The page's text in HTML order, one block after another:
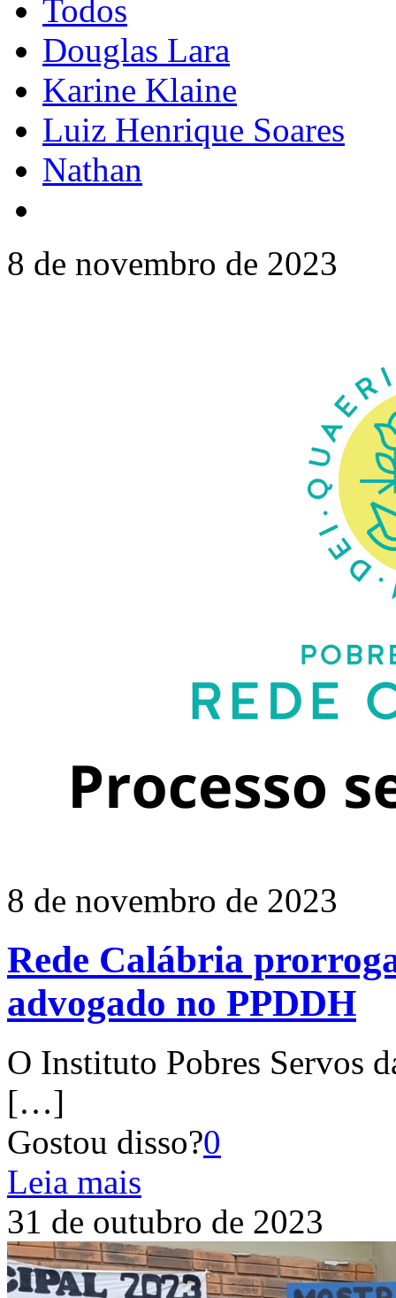
Todos
Douglas Lara
Karine Klaine
Luiz Henrique Soares
Nathan
8 de novembro de 2023
8 de novembro de 2023
Rede Calábria
advogado no PPDDH
O Instituto Pobres Servos
[…]
Gostou disso?0
Leia mais
31 de outubro de 2023